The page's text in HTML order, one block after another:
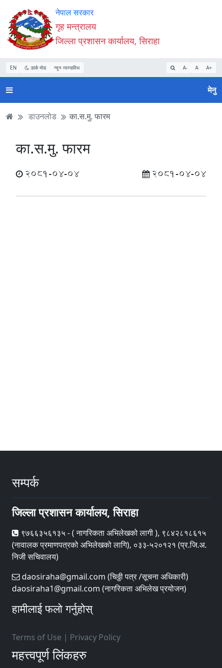
Accessibility
Mode
सुरु
गर्नुहोस्
सामाग्री
पढ्नुहाेस्
नेभिगेसन
पढ्नुहाेस्
वेबसाइट
खोजमा
जानुहोस्
नेपाल सरकार
गृह मन्त्रालय
जिल्ला प्रशासन कार्यालय, सिराहा
EN डार्क मोड न्यून व्यान्डविथ A- A A+
मेनु
डाउनलोड का.स.मु. फारम
का.स.मु. फारम
2081-04-04 2081-04-04
सम्पर्क
जिल्ला प्रशासन कार्यालय, सिराहा
९७६६३५६१३५ - ( नागरिकता अभिलेखको लागी ), ९८४२८१८६१५
(नावालक प्रमाणपत्रको अभिलेखको लागि), ०३३-५२०१२१ (प्र.जि.अ.
निजी सचिवालय)
daosiraha@gmail.com (चिठ्ठी पत्र /सूचना अधिकारी)
daosiraha1@gmail.com (नागरिकता अभिलेख प्रयोजन)
हामीलाई फलो गर्नुहोस्
Terms of Use | Privacy Policy
महत्त्वपूर्ण लिंकहरु